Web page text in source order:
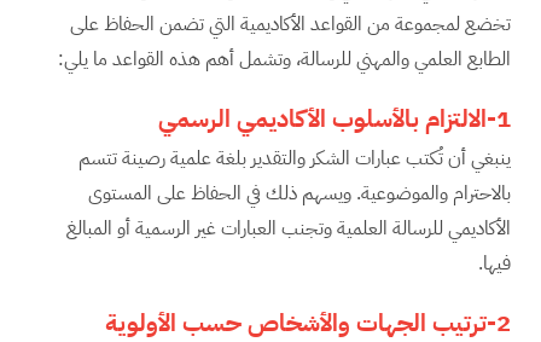
تخضع لمجموعة من القواعد الأكاديمية التي تضمن الحفاظ على
الطابع العلمي والمهني للرسالة، وتشمل أهم هذه القواعد ما يلي:
1-الالتزام بالأسلوب الأكاديمي الرسمي
ينبغي أن تُكتب عبارات الشكر والتقدير بلغة علمية رصينة تتسم
بالاحترام والموضوعية. ويسهم ذلك في الحفاظ على المستوى
الأكاديمي للرسالة العلمية وتجنب العبارات غير الرسمية أو المبالغ
فيها.
2-ترتيب الجهات والأشخاص حسب الأولوية